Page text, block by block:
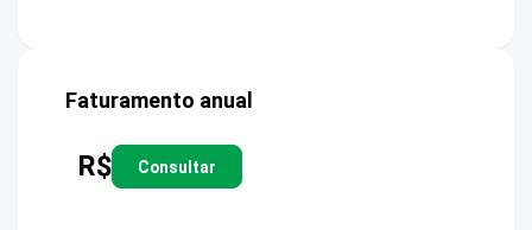
Faturamento anual
R$ Consultar